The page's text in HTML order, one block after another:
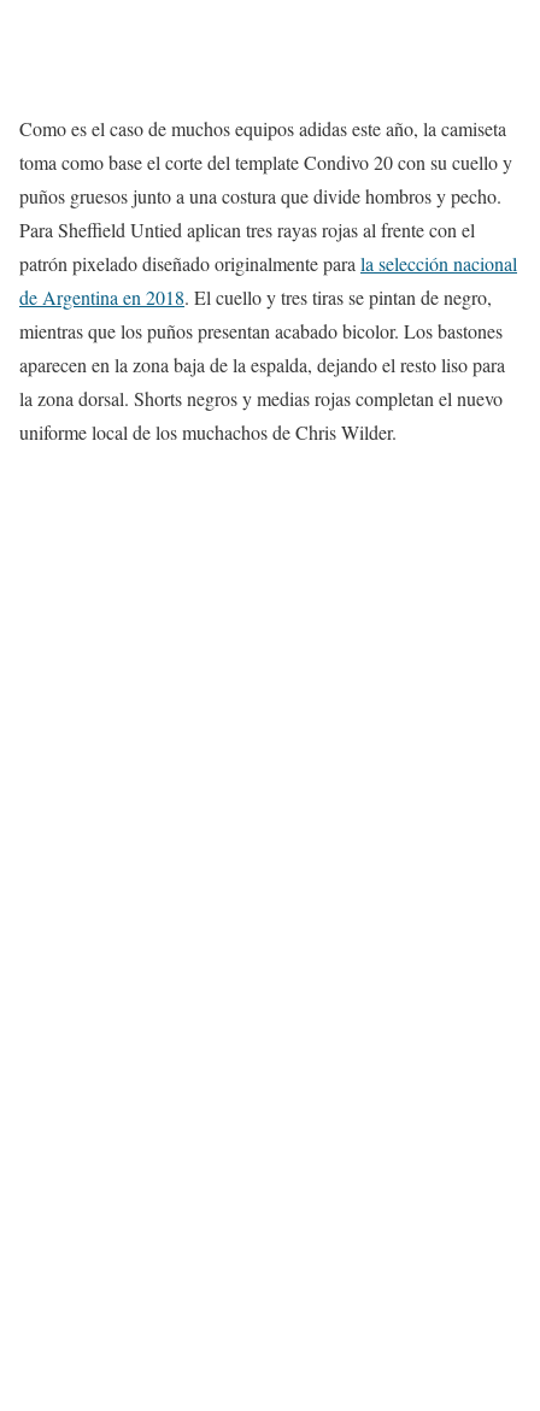
Como es el caso de muchos equipos adidas este año, la camiseta
toma como base el corte del template Condivo 20 con su cuello y
puños gruesos junto a una costura que divide hombros y pecho.
Para Sheffield Untied aplican tres rayas rojas al frente con el
patrón pixelado diseñado originalmente para la selección nacional
de Argentina en 2018. El cuello y tres tiras se pintan de negro,
mientras que los puños presentan acabado bicolor. Los bastones
aparecen en la zona baja de la espalda, dejando el resto liso para
la zona dorsal. Shorts negros y medias rojas completan el nuevo
uniforme local de los muchachos de Chris Wilder.